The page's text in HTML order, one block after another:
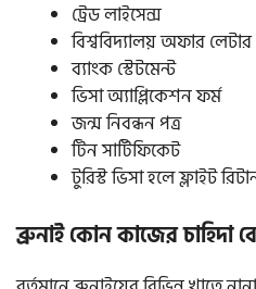
ট্রেড লাইসেন্স
বিশ্ববিদ্যালয় অফার লেটার
ব্যাংক স্টেটমেন্ট
ভিসা অ্যাপ্লিকেশন ফর্ম
জন্ম নিবন্ধন পত্র
টিন সার্টিফিকেট
টুরিস্ট ভিসা হলে ফ্লাইট
ব্রুনাই কোন কাজের চাহিদা